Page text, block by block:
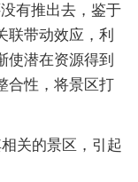
有推出去，鉴于
联带动效应，利
使潜在资源得到
合性，将景区打
关的景区，引起